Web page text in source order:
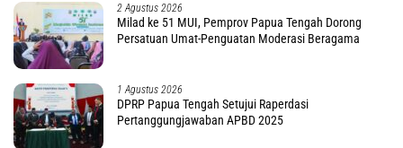
2 Agustus 2026
Milad ke 51 MUI, Pemprov Papua Tengah Dorong
Persatuan Umat-Penguatan Moderasi Beragama
1 Agustus 2026
DPRP Papua Tengah Setujui Raperdasi
Pertanggungjawaban APBD 2025